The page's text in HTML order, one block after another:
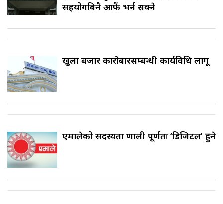
सहयोगबिनै आफैं भर्न सक्ने
खुला बजार कारोबारसम्बन्धी कार्यविधि लागू
एमालेको सदस्यता प्रणाली पूर्णतः ‘डिजिटल’ हुने